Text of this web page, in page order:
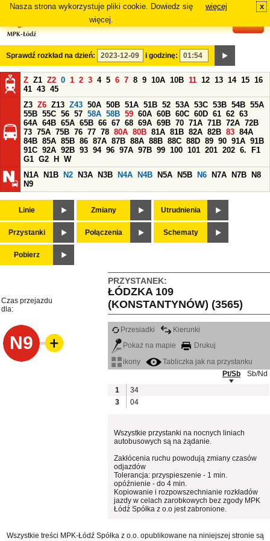
Nasza strona wykorzystuje pliki cookie. Dowiedz się
więcej.
więcej x
Sprawdź rozkład na dzień: i godzinę:
Z Z1 Z2 0 1 2 3 4 5 6 7 8 9 10A 10B 11 12 13 14 15 16
41 43 45
Z3 Z6 Z13 Z43 50A 50B 51A 51B 52 53A 53C 53B 54B 55A
55B 55C 56 57 58A 58B 59 60A 60B 60C 60D 61 62 63
64A 64B 65A 65B 66 67 68 69A 69B 70 71A 71B 72A 72B
73 75A 75B 76 77 78 80A 80B 81A 81B 82A 82B 83 84A
84B 85A 85B 86 87A 87B 88A 88B 88C 88D 89 90 91A 91B
91C 92A 92B 93 94 96 97A 97B 99 100 101 201 202 6.
F1
G1 G2 H
W
N1A
N1B N2 N3A N3B N4A N4B N5A N5B N6 N7A N7B
N8
N9
Linie Zmiany Utrudnienia
Przystanki Połączenia Schematy
Pobierz
PRZYSTANEK:
ŁÓDZKA 109
(KONSTANTYNÓW) (3565)
Czas przejazdu
dla:
N9
Przesiadki
Kierunki
Pokaż na mapie
Drukuj
ikony
Tabliczka jak na przystanku
Pt/Sb
Sb/Nd
1
34
3
04
Wszystkie przystanki na nocnych liniach
autobusowych są na żądanie.
Zakłócenia ruchu powodują zmiany czasów
odjazdów
Tolerancja: przyspieszenie - 1 min.
opóźnienie - do 4 min.
Kopiowanie i rozpowszechnianie rozkładów
jazdy w celach zarobkowych bez zgody MPK
Łódź Spółka z o.o jest zabronione.
Wszystkie treści MPK-Łódź Spółka z o.o. opublikowane na niniejszej stronie są